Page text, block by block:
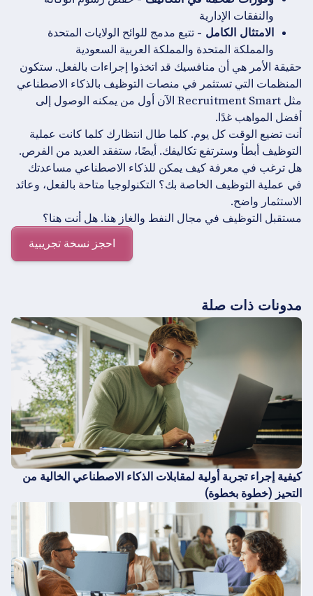
والنفقات الإدارية
الامتثال الكامل- تتبع مدمج للوائح الولايات المتحدة
والمملكة المتحدة والمملكة العربية السعودية
حقيقة الأمر هي أن منافسيك قد اتخذوا إجراءات بالفعل. ستكون
المنظمات التي تستثمر في منصات التوظيف بالذكاء الاصطناعي
مثل Recruitment Smart الآن أول من يمكنه الوصول إلى
أفضل المواهب غدًا.
أنت تضيع الوقت كل يوم. كلما طال انتظارك كلما كانت عملية
التوظيف أبطأ وسترتفع تكاليفك. أيضًا، ستفقد العديد من الفرص.
هل ترغب في معرفة كيف يمكن للذكاء الاصطناعي مساعدتك
في عملية التوظيف الخاصة بك؟ التكنولوجيا متاحة بالفعل، وعائد
الاستثمار واضح.
مستقبل التوظيف في مجال النفط والغاز هنا. هل أنت هنا؟
احجز نسخة تجريبية
مدونات ذات صلة
كيفية إجراء تجربة أولية لمقابلات الذكاء الاصطناعي الخالية من
التحيز (خطوة بخطوة)